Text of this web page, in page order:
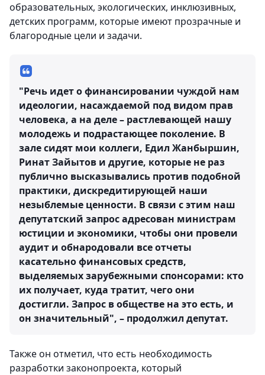
образовательных, экологических, инклюзивных,
детских программ, которые имеют прозрачные и
благородные цели и задачи.
"Речь идет о финансировании чуждой нам
идеологии, насаждаемой под видом прав
человека, а на деле – растлевающей нашу
молодежь и подрастающее поколение. В
зале сидят мои коллеги, Едил Жанбыршин,
Ринат Зайытов и другие, которые не раз
публично высказывались против подобной
практики, дискредитирующей наши
незыблемые ценности. В связи с этим наш
депутатский запрос адресован министрам
юстиции и экономики, чтобы они провели
аудит и обнародовали все отчеты
касательно финансовых средств,
выделяемых зарубежными спонсорами: кто
их получает, куда тратит, чего они
достигли. Запрос в обществе на это есть, и
он значительный", – продолжил депутат.
Также он отметил, что есть необходимость
разработки законопроекта, который